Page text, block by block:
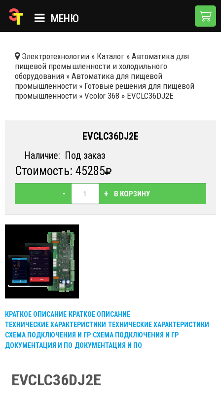
МЕНЮ
КАТАЛОГ
О КОМПАНИИ
ДОСТАВКА И ОПЛАТА
КОНТАКТЫ
Электротехнологии » Каталог » Автоматика для
пищевой промышленности и холодильного
оборудования » Автоматика для пищевой
промышленности » Готовые решения для пищевой
промышленности » Vcolor 368 » EVCLC36DJ2E
EVCLC36DJ2E
Наличие: Под заказ
Стоимость: 45285
- + В КОРЗИНУ
КРАТКОЕ ОПИСАНИЕ КРАТКОЕ ОПИСАНИЕ
ТЕХНИЧЕСКИЕ ХАРАКТЕРИСТИКИ ТЕХНИЧЕСКИЕ ХАРАКТЕРИСТИКИ
СХЕМА ПОДКЛЮЧЕНИЯ И ГР СХЕМА ПОДКЛЮЧЕНИЯ И ГР
ДОКУМЕНТАЦИЯ И ПО ДОКУМЕНТАЦИЯ И ПО
EVCLC36DJ2E